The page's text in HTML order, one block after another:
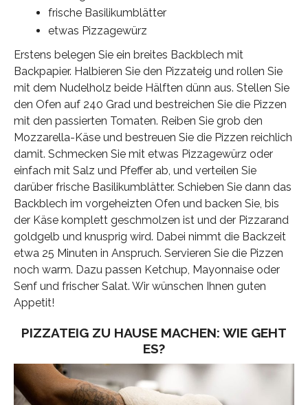
frische Basilikumblätter
etwas Pizzagewürz
Erstens belegen Sie ein breites Backblech mit
Backpapier. Halbieren Sie den Pizzateig und rollen Sie
mit dem Nudelholz beide Hälften dünn aus. Stellen Sie
den Ofen auf 240 Grad und bestreichen Sie die Pizzen
mit den passierten Tomaten. Reiben Sie grob den
Mozzarella-Käse und bestreuen Sie die Pizzen reichlich
damit. Schmecken Sie mit etwas Pizzagewürz oder
einfach mit Salz und Pfeffer ab, und verteilen Sie
darüber frische Basilikumblätter. Schieben Sie dann das
Backblech im vorgeheizten Ofen und backen Sie, bis
der Käse komplett geschmolzen ist und der Pizzarand
goldgelb und knusprig wird. Dabei nimmt die Backzeit
etwa 25 Minuten in Anspruch. Servieren Sie die Pizzen
noch warm. Dazu passen Ketchup, Mayonnaise oder
Senf und frischer Salat. Wir wünschen Ihnen guten
Appetit!
PIZZATEIG ZU HAUSE MACHEN: WIE GEHT
ES?